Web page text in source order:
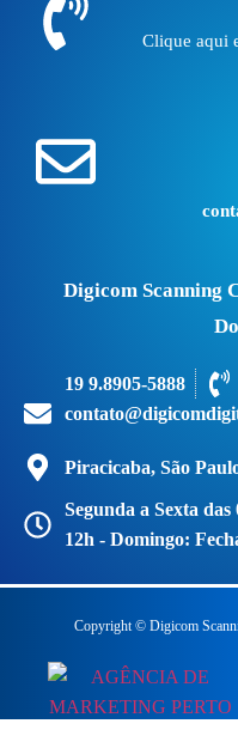
Clique aqui
Digicom Scanning
19 9.8905-5888
Piracicaba, São
Segunda a Sexta das
12h - Domingo:
Copyright © Digicom